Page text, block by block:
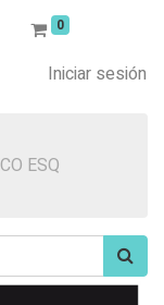
0
Iniciar sesión
ESQ